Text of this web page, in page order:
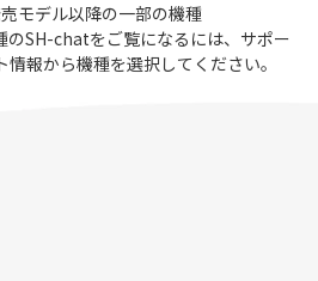
モデル以降の一部の機種
のSH-chatをご覧になるには、サポー
報から機種を選択してください。